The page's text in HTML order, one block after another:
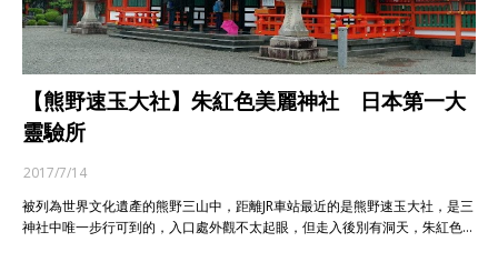
【熊野速玉大社】朱紅色美麗神社 日本第一大
靈驗所
2017/7/14
被列為世界文化遺產的熊野三山中，距離JR車站最近的是熊野速玉大社，是三
神社中唯一步行可到的，入口處外觀不太起眼，但走入後別有洞天，朱紅色…